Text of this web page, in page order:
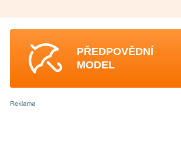
PŘEDPOVĚDNÍ
MODEL